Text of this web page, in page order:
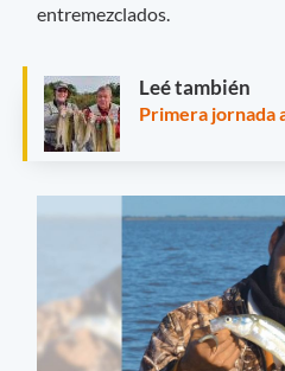
entremezclados.
Leé también
Primera jornada